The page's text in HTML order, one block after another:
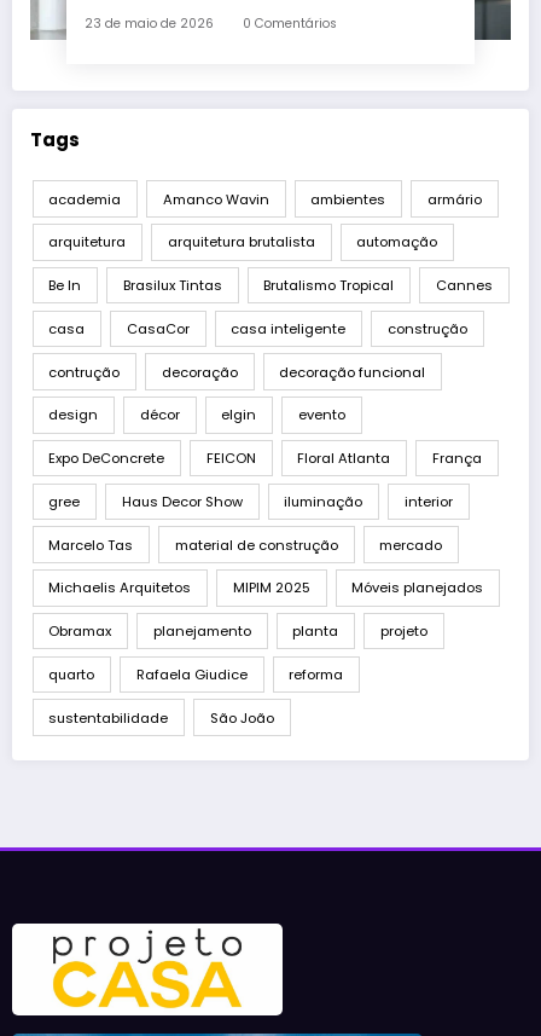
23 de maio de 2026 0 Comentários
Tags
academia Amanco Wavin ambientes armário
arquitetura arquitetura brutalista automação
Be In Brasilux Tintas Brutalismo Tropical Cannes
casa CasaCor casa inteligente construção
contrução decoração decoração funcional
design décor elgin evento
Expo DeConcrete FEICON Floral Atlanta França
gree Haus Decor Show iluminação interior
Marcelo Tas material de construção mercado
Michaelis Arquitetos MIPIM 2025 Móveis planejados
Obramax planejamento planta projeto
quarto Rafaela Giudice reforma
sustentabilidade São João